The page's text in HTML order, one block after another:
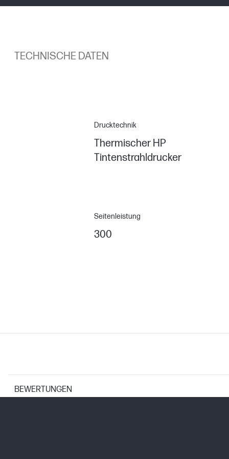
TECHNISCHE DATEN
Drucktechnik
Thermischer HP
Tintenstrahldrucker
Seitenleistung
300
BEWERTUNGEN